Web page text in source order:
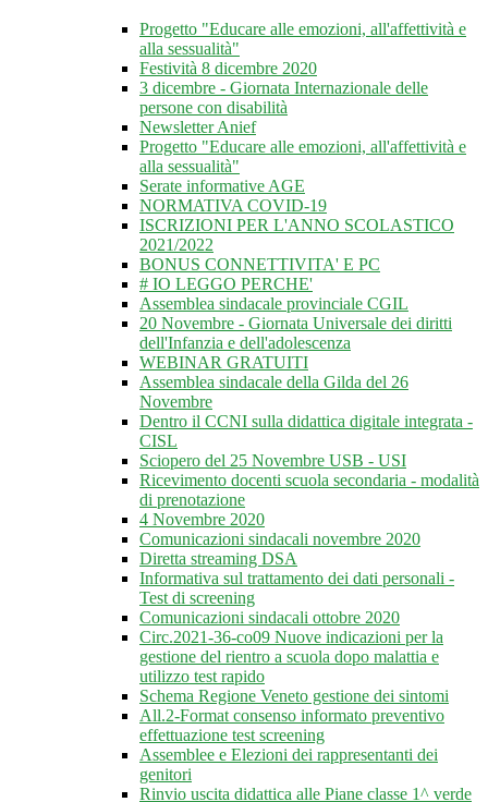
Progetto "Educare alle emozioni, all'affettività e
alla sessualità"
Festività 8 dicembre 2020
3 dicembre - Giornata Internazionale delle
persone con disabilità
Newsletter Anief
Progetto "Educare alle emozioni, all'affettività e
alla sessualità"
Serate informative AGE
NORMATIVA COVID-19
ISCRIZIONI PER L'ANNO SCOLASTICO
2021/2022
BONUS CONNETTIVITA' E PC
# IO LEGGO PERCHE'
Assemblea sindacale provinciale CGIL
20 Novembre - Giornata Universale dei diritti
dell'Infanzia e dell'adolescenza
WEBINAR GRATUITI
Assemblea sindacale della Gilda del 26
Novembre
Dentro il CCNI sulla didattica digitale integrata -
CISL
Sciopero del 25 Novembre USB - USI
Ricevimento docenti scuola secondaria - modalità
di prenotazione
4 Novembre 2020
Comunicazioni sindacali novembre 2020
Diretta streaming DSA
Informativa sul trattamento dei dati personali -
Test di screening
Comunicazioni sindacali ottobre 2020
Circ.2021-36-co09 Nuove indicazioni per la
gestione del rientro a scuola dopo malattia e
utilizzo test rapido
Schema Regione Veneto gestione dei sintomi
All.2-Format consenso informato preventivo
effettuazione test screening
Assemblee e Elezioni dei rappresentanti dei
genitori
Rinvio uscita didattica alle Piane classe 1^ verde